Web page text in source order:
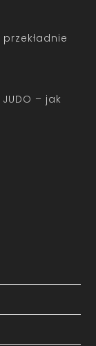
– jak